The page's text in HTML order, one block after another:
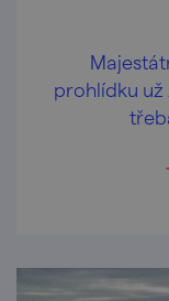
prohlídku už